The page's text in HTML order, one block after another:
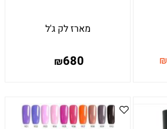
₪
מארז לק ג'ל
₪680